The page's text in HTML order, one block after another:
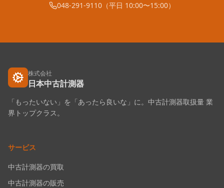
048-291-9110（平日 10:00〜15:00）
株式会社
日本中古計測器
「もったいない」を「あったら良いな」に。中古計測器取扱量 業
界トップクラス。
サービス
中古計測器の買取
中古計測器の販売